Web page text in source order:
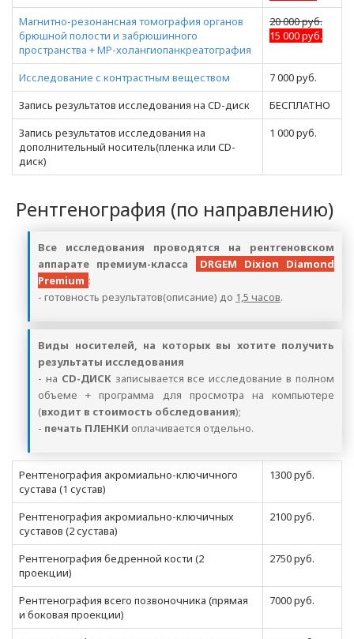
Магнитно-резонансная томография органов
брюшной полости и забрюшинного
пространства + МР-холангиопанкреатография
20 000 руб.
15 000 руб.
Исследование с контрастным веществом
7 000 руб.
Запись результатов исследования на CD-диск
БЕСПЛАТНО
Запись результатов исследования на
дополнительный носитель(пленка или CD-
диск)
1 000 руб.
Рентгенография (по направлению)
Все исследования проводятся на рентгеновском
аппарате премиум-класса
DRGEM Dixion Diamond
Premium :
- готовность результатов(описание) до 1,5 часов.
Виды носителей, на которых вы хотите получить
результаты исследования
- на CD-ДИСКзаписывается все исследование в полном
объеме + программа для просмотра на компьютере
(входит в стоимость обследования);
- печать ПЛЕНКИ оплачивается отдельно.
Рентгенография акромиально-ключичного
сустава (1 сустав)
1300 руб.
Рентгенография акромиально-ключичных
суставов (2 сустава)
2100 руб.
Рентгенография бедренной кости (2
проекции)
2750 руб.
Рентгенография всего позвоночника (прямая
и боковая проекции)
7000 руб.